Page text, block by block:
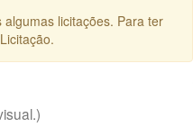
licitações. Para ter